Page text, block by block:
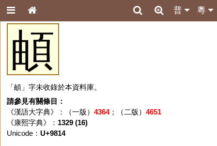
粵
普
頔
「頔」字未收錄於本資料庫。
請參見有關條目：
《漢語大字典》：（一版） 4364；（二版） 4651
《康熙字典》： 1329 (16)
Unicode： U+9814